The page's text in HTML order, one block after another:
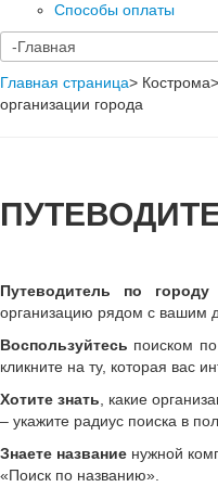
Способы оплаты
Главная страница> Кострома>
организации города
Путеводитель по городу-
организацию рядом с вашим
Воспользуйтесь поиском
кликните на ту, которая вас
Хотите знать , какие
– укажите радиус поиска в
Знаете название нужной
«Поиск по названию»